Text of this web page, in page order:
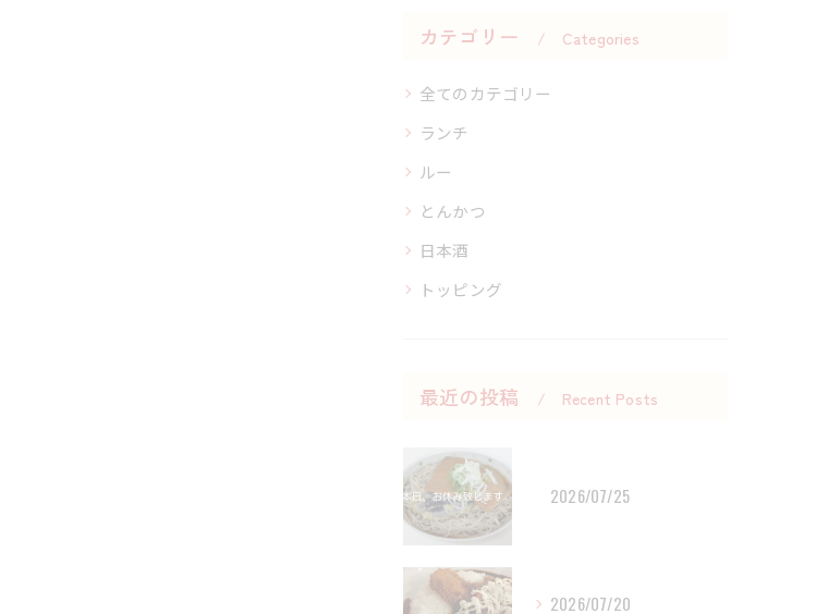
カテゴリー Categories
全てのカテゴリー
ランチ
ルー
とんかつ
日本酒
トッピング
最近の投稿 Recent Posts
2026/07/25
2026/07/20